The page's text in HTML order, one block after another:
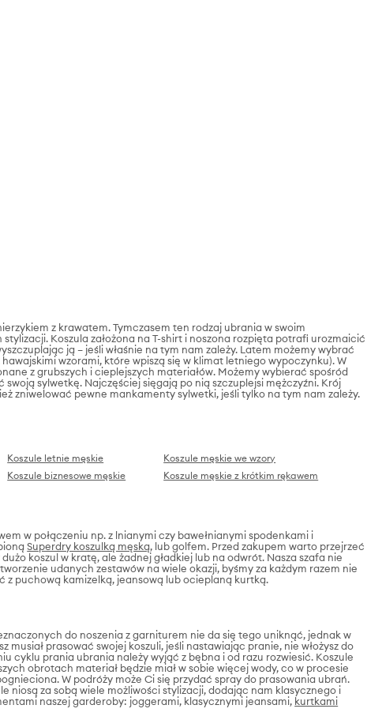
z krawatem. Tymczasem ten rodzaj ubrania w swoim
Koszula założona na T-shirt i noszona rozpięta potrafi urozmaicić
ją – jeśli właśnie na tym nam zależy. Latem możemy wybrać
wzorami, które wpiszą się w klimat letniego wypoczynku). W
z grubszych i cieplejszych materiałów. Możemy wybierać spośród
sylwetkę. Najczęściej sięgają po nią szczuplejsi mężczyźni. Krój
zniwelować pewne mankamenty sylwetki, jeśli tylko na tym nam zależy.
Koszule letnie męskie
Koszule męskie we wzory
Koszule biznesowe męskie Koszule męskie z krótkim rękawem
w połączeniu np. z lnianymi czy bawełnianymi spodenkami i
Superdry koszulką męską, lub golfem. Przed zakupem warto przejrzeć
koszul w kratę, ale żadnej gładkiej lub na odwrót. Nasza szafa nie
udanych zestawów na wiele okazji, byśmy za każdym razem nie
z puchową kamizelką, jeansową lub ocieplaną kurtką.
do noszenia z garniturem nie da się tego uniknąć, jednak w
prasować swojej koszuli, jeśli nastawiając pranie, nie włożysz do
cyklu prania ubrania należy wyjąć z bębna i od razu rozwiesić. Koszule
obrotach materiał będzie miał w sobie więcej wody, co w procesie
W podróży może Ci się przydać spray do prasowania ubrań.
niosą za sobą wiele możliwości stylizacji, dodając nam klasycznego i
naszej garderoby: joggerami, klasycznymi jeansami, kurtkami